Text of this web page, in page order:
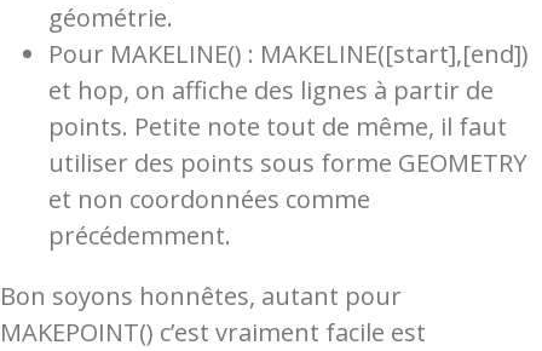
géométrie.
Pour MAKELINE() : MAKELINE([start],[end])
et hop, on affiche des lignes à partir de
points. Petite note tout de même, il faut
utiliser des points sous forme GEOMETRY
et non coordonnées comme
précédemment.
Bon soyons honnêtes, autant pour
MAKEPOINT() c’est vraiment facile est